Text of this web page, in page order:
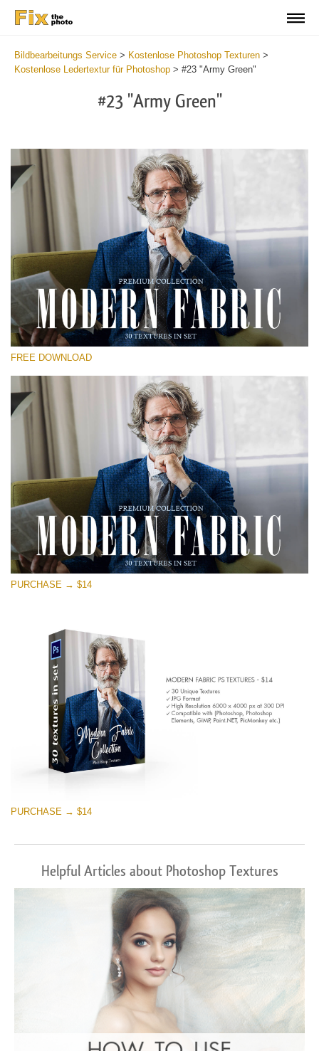
Bildbearbeitungs Service > Kostenlose Photoshop Texturen >
Kostenlose Ledertextur für Photoshop > #23 "Army Green"
#23 "Army Green"
Bitte wählen Sie
Small 800*533px
Modern Fabric
(30 Textures)
Large 6000*4000px
Entire Collection
(1783 Overlays)
Large 6000*4000px
Kostenloser Download
FREE DOWNLOAD
PURCHASE → $14
PURCHASE → $14
Helpful Articles about Photoshop Textures